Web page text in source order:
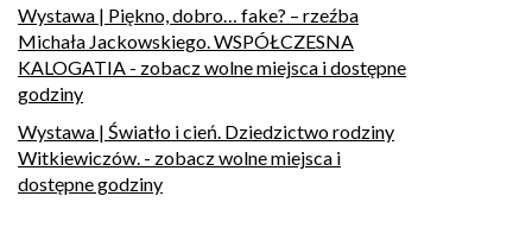
Wystawa | Piękno, dobro… fake? – rzeźba
Michała Jackowskiego. WSPÓŁCZESNA
KALOGATIA - zobacz wolne miejsca i dostępne
godziny
Wystawa | Światło i cień. Dziedzictwo rodziny
Witkiewiczów. - zobacz wolne miejsca i
dostępne godziny